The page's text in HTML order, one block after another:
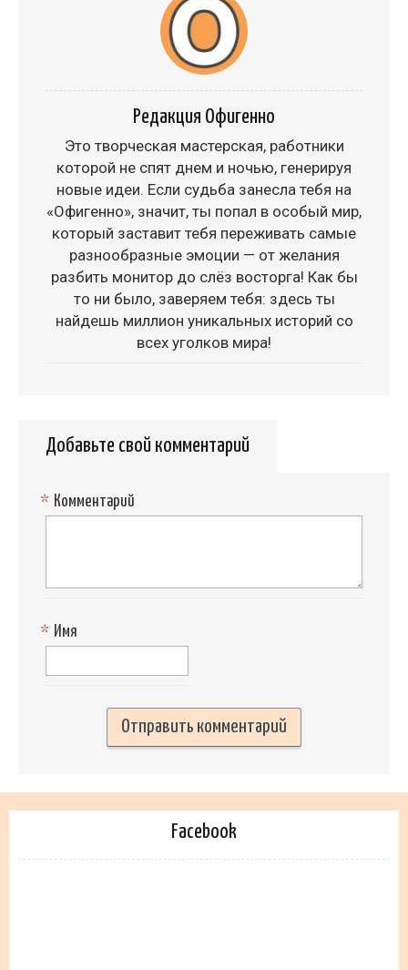
Редакция Офигенно
Это творческая мастерская, работники
которой не спят днем и ночью, генерируя
новые идеи. Если судьба занесла тебя на
«Офигенно», значит, ты попал в особый мир,
который заставит тебя переживать самые
разнообразные эмоции — от желания
разбить монитор до слёз восторга! Как бы
то ни было, заверяем тебя: здесь ты
найдешь миллион уникальных историй со
всех уголков мира!
Добавьте свой комментарий
Комментарий
*
Имя
*
Facebook